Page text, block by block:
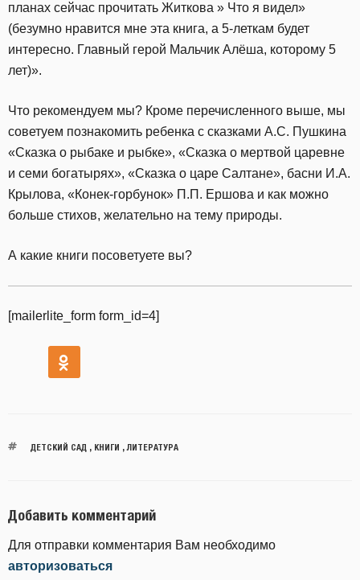
планах сейчас прочитать Житкова » Что я видел»
(безумно нравится мне эта книга, а 5-леткам будет
интересно. Главный герой Мальчик Алёша, которому 5
лет)».
Что рекомендуем мы? Кроме перечисленного выше, мы
советуем познакомить ребенка с сказками А.С. Пушкина
«Сказка о рыбаке и рыбке», «Сказка о мертвой царевне
и семи богатырях», «Сказка о царе Салтане», басни И.А.
Крылова, «Конек-горбунок» П.П. Ершова и как можно
больше стихов, желательно на тему природы.
А какие книги посоветуете вы?
[mailerlite_form form_id=4]
ДЕТСКИЙ САД , КНИГИ ,ЛИТЕРАТУРА
Добавить комментарий
Для отправки комментария Вам необходимо
авторизоваться